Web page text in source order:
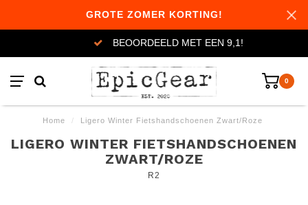
GROTE ZOMER KORTING!
BEOORDEELD MET EEN 9,1!
0
Home / Ligero Winter Fietshandschoenen Zwart/Roze
LIGERO WINTER FIETSHANDSCHOENEN
ZWART/ROZE
R2